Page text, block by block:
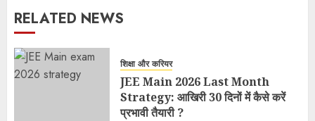
RELATED NEWS
शिक्षा और करियर
JEE Main 2026 Last Month
Strategy: आखिरी 30 दिनों में कैसे करें
प्रभावी तैयारी ?